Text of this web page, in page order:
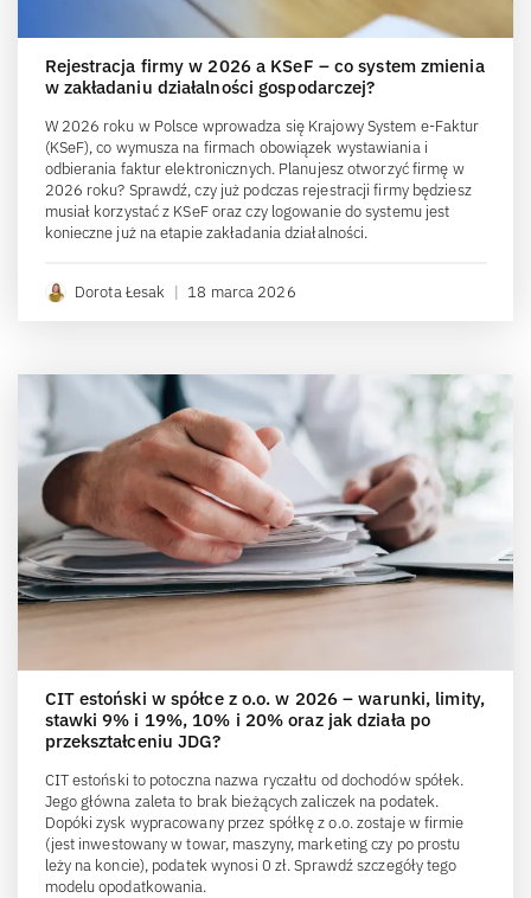
Rejestracja firmy w 2026 a KSeF – co system zmienia
w zakładaniu działalności gospodarczej?
W 2026 roku w Polsce wprowadza się Krajowy System e-Faktur
(KSeF), co wymusza na firmach obowiązek wystawiania i
odbierania faktur elektronicznych. Planujesz otworzyć firmę w
2026 roku? Sprawdź, czy już podczas rejestracji firmy będziesz
musiał korzystać z KSeF oraz czy logowanie do systemu jest
konieczne już na etapie zakładania działalności.
Dorota Łesak | 18 marca 2026
CIT estoński w spółce z o.o. w 2026 – warunki, limity,
stawki 9% i 19%, 10% i 20% oraz jak działa po
przekształceniu JDG?
CIT estoński to potoczna nazwa ryczałtu od dochodów spółek.
Jego główna zaleta to brak bieżących zaliczek na podatek.
Dopóki zysk wypracowany przez spółkę z o.o. zostaje w firmie
(jest inwestowany w towar, maszyny, marketing czy po prostu
leży na koncie), podatek wynosi 0 zł. Sprawdź szczegóły tego
modelu opodatkowania.